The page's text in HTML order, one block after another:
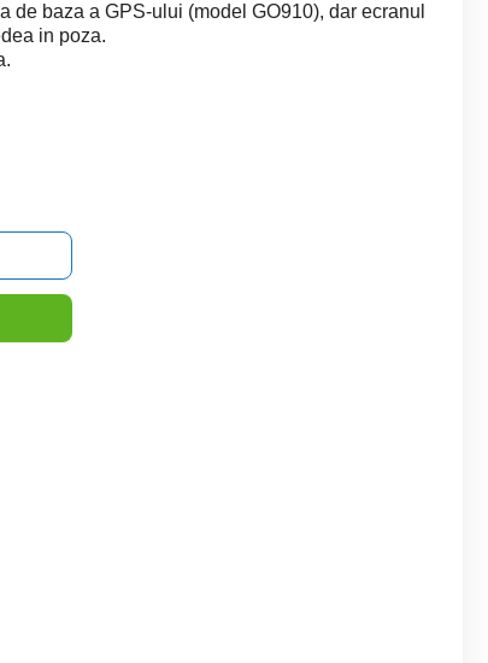
de baza a GPS-ului (model GO910), dar ecranul
in poza.